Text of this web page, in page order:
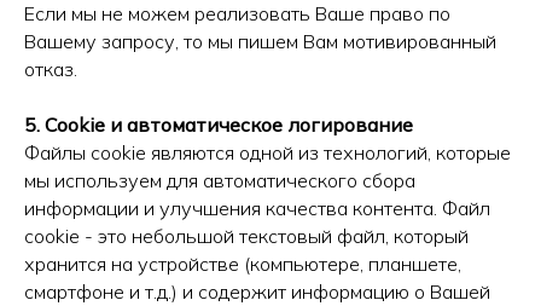
Если мы не можем реализовать Ваше право по
Вашему запросу, то мы пишем Вам мотивированный
отказ.
5. Cookie и автоматическое логирование
Файлы cookie являются одной из технологий, которые
мы используем для автоматического сбора
информации и улучшения качества контента. Файл
cookie - это небольшой текстовый файл, который
хранится на устройстве (компьютере, планшете,
смартфоне и т.д.) и содержит информацию о Вашей